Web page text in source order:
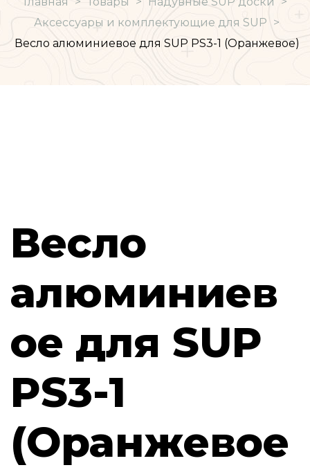
Аксессуары и комплектующие для SUP >
Весло алюминиевое для SUP PS3-1 (Оранжевое)
Весло
алюминиев
ое для SUP
PS3-1
(Оранжевое